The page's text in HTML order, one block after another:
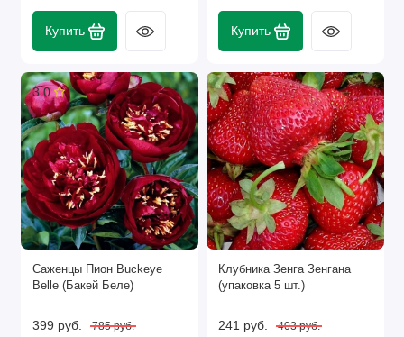
Купить Купить
3.0
Саженцы Пион Buckeye
Belle (Бакей Беле)
399 руб. 785 руб.
Клубника Зенга Зенгана
(упаковка 5 шт.)
241 руб. 403 руб.